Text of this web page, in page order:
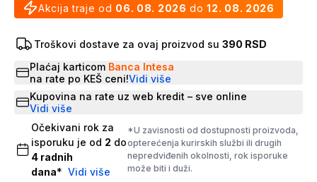
Akcija traje od 06. 08. 2026 do 12. 08. 2026
Troškovi dostave za ovaj proizvod su 390 RSD
Plaćaj karticom Banca Intesa
na rate po KEŠ ceni!Vidi više
Kupovina na rate uz web kredit – sve online
Vidi više
Očekivani rok za
isporuku je od 2 do
4 radnih
dana* Vidi više
*U zavisnosti od dostupnosti proizvoda,
opterećenja kurirskih službi ili drugih
nepredviđenih okolnosti, rok isporuke
može biti i duži.